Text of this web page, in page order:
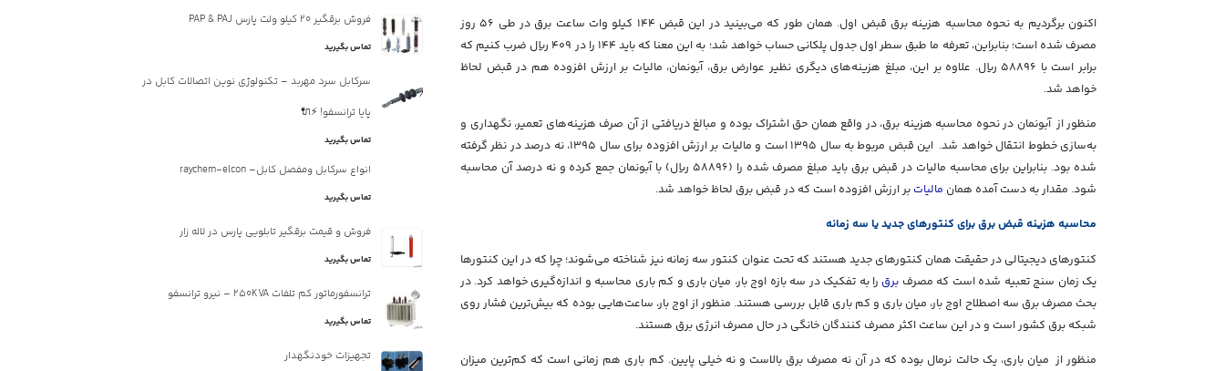
اکنون برگردیم به نحوه محاسبه هزینه برق قبض اول. همان طور که می‌بینید در این قبض ۱۴۴ کیلو وات ساعت برق در طی ۵۶ روز
مصرف شده است؛ بنابراین، تعرفه ما طبق سطر اول جدول پلکانی حساب خواهد شد؛ به این معنا که باید ۱۴۴ را در ۴۰۹ ریال ضرب کنیم که
برابر است با ۵۸۸۹۶ ریال. علاوه بر این، مبلغ هزینه‌های دیگری نظیر عوارض برق، آبونمان، مالیات بر ارزش افزوده هم در قبض لحاظ
خواهد شد.
منظور از آبونمان در نحوه محاسبه هزینه برق، در واقع همان حق اشتراک بوده و مبالغ دریافتی از آن صرف هزینه‌های تعمیر، نگهداری و
به‌سازی خطوط انتقال خواهد شد. این قبض مربوط به سال ۱۳۹۵ است و مالیات بر ارزش افزوده برای سال ۱۳۹۵، نه درصد در نظر گرفته
شده بود. بنابراین برای محاسبه مالیات در قبض برق باید مبلغ مصرف شده را (۵۸۸۹۶ ریال) با آبونمان جمع کرده و نه درصد آن محاسبه
شود. مقدار به دست آمده همان مالیات بر ارزش افزوده است که در قبض برق لحاظ خواهد شد.
محاسبه هزینه قبض برق برای کنتورهای جدید یا سه زمانه
کنتورهای دیجیتالی در حقیقت همان کنتورهای جدید هستند که تحت عنوان کنتور سه زمانه نیز شناخته می‌شوند؛ چرا که در این کنتورها
یک زمان سنج تعبیه شده است که مصرف برق را به تفکیک در سه بازه اوج بار، میان باری و کم باری محاسبه و اندازه‌گیری خواهد کرد. در
بحث مصرف برق سه اصطلاح اوج بار، میان باری و کم باری قابل بررسی هستند. منظور از اوج بار، ساعت‌هایی بوده که بیش‌ترین فشار روی
شبکه برق کشور است و در این ساعت اکثر مصرف کنندگان خانگی در حال مصرف انرژی برق هستند.
منظور از میان باری، یک حالت نرمال بوده که در آن نه مصرف برق بالاست و نه خیلی پایین. کم باری هم زمانی است که کم‌ترین میزان
فروش برقگیر 20 کیلو ولت پارس PAP & PAJ
تماس بگیرید
سرکابل سرد مهربد – تکنولوژی نوین اتصالات کابل در
پایا ترانسفو! ⚡🔌
تماس بگیرید
انواع سرکابل ومفصل کابل– raychem-elcon
تماس بگیرید
فروش و قیمت برقگیر تابلویی پارس در لاله زار
تماس بگیرید
ترانسفورماتور کم تلفات 250KVA – نیرو ترانسفو
تماس بگیرید
تجهیزات خودنگهدار